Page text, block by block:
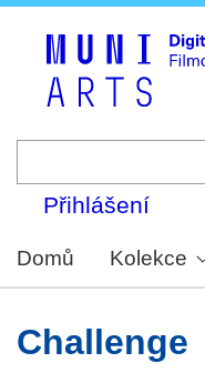
Přihlášení
Domů Kolekce
Challenge